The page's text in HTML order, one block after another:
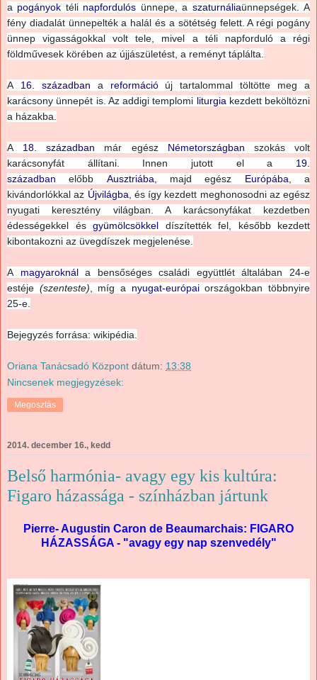
a pogányok téli napfordulós ünnepe, a szaturnáliaünnepségek.A
fény diadalát ünnepelték a halál és a sötétség felett. A régi pogány
ünnep vigasságokkal volt tele, mivel a téli napforduló a régi
földművesek körében az újjászületést, a reményt táplálta.
A 16. században a reformációúj tartalommal töltötte meg a
karácsony ünnepét is. Az addigi templomi liturgia kezdett beköltözni
a házakba.
A 18. században már egész Németországban szokás volt
karácsonyfát állítani. Innen jutott el a 19.
században előbb Ausztriába , majd egész Európába , a
kivándorlókkal az Újvilágba , és így kezdett meghonosodni az egész
nyugati keresztény világban. A karácsonyfákat kezdetben
édességekkel és gyümölcsökkel díszítették fel, később kezdett
kibontakozni az üvegdíszek megjelenése.
A magyaroknála bensőséges családi együttlét általában 24-e
estéje (szenteste) , míg a nyugat-európaiországokban többnyire
25-e.
Bejegyzés forrása: wikipédia.
Oriana Tanácsadó Központ dátum: 13:38
Nincsenek megjegyzések:
Megosztás
2014. december 16., kedd
Belső harmónia- avagy egy kis kultúra:
Figaro házassága - színházban jártunk
Pierre- Augustin Caron de Beaumarchais: FIGARO
HÁZASSÁGA - "avagy egy nap szenvedély"